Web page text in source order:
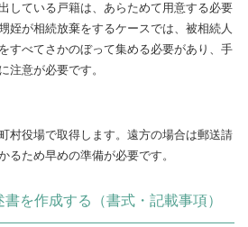
している戸籍は、あらためて用意する必要
姪が相続放棄をするケースでは、被相続人
すべてさかのぼって集める必要があり、手
注意が必要です。
村役場で取得します。遠方の場合は郵送請
るため早めの準備が必要です。
を作成する（書式・記載事項）